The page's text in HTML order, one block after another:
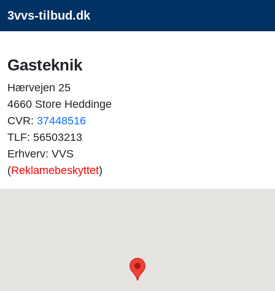
3vvs-tilbud.dk
Gasteknik
Hærvejen 25
4660 Store Heddinge
CVR: 37448516
TLF: 56503213
Erhverv: VVS
(Reklamebeskyttet)